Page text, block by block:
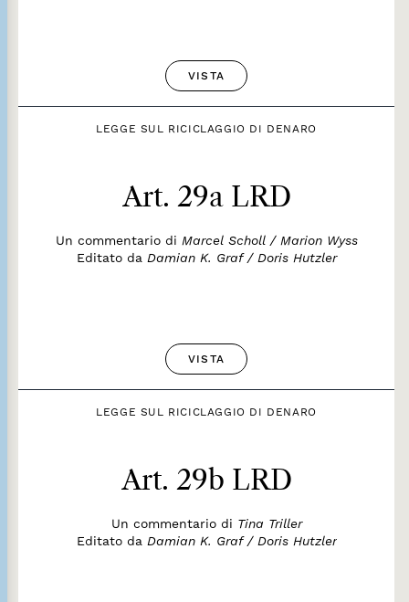
VISTA
LEGGE SUL RICICLAGGIO DI DENARO
Art. 29a LRD
Un commentario di Marcel Scholl / Marion Wyss
Editato da Damian K. Graf / Doris Hutzler
VISTA
LEGGE SUL RICICLAGGIO DI DENARO
Art. 29b LRD
Un commentario di Tina Triller
Editato da Damian K. Graf / Doris Hutzler